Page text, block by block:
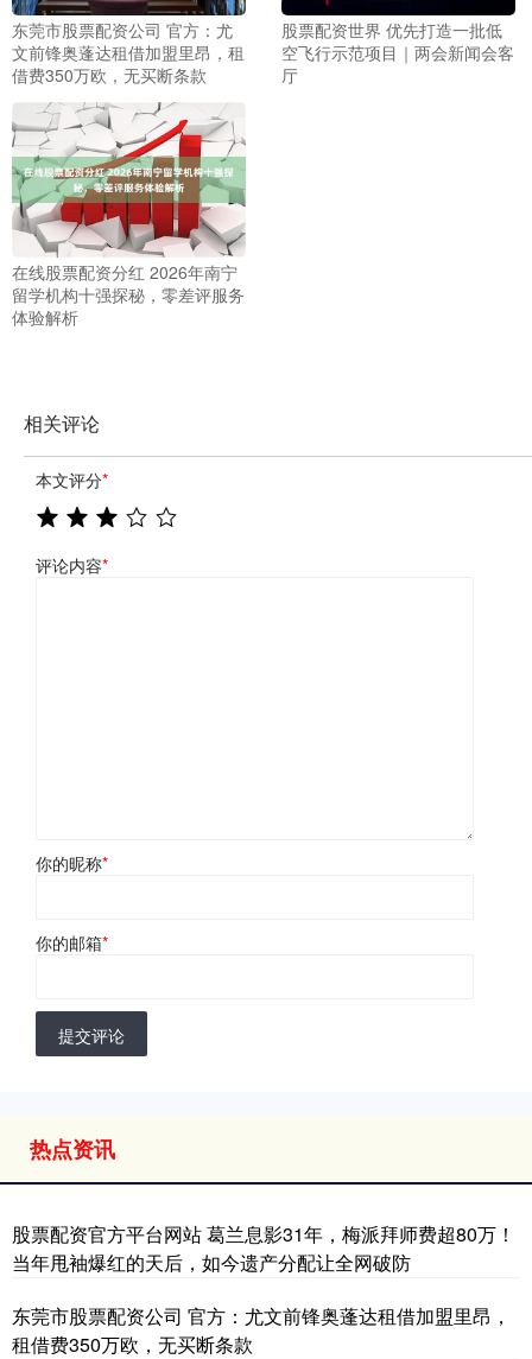
东莞市股票配资公司 官方：尤
文前锋奥蓬达租借加盟里昂，租
借费350万欧，无买断条款
股票配资世界 优先打造一批低
空飞行示范项目｜两会新闻会客
厅
在线股票配资分红 2026年南宁
留学机构十强探秘，零差评服务
体验解析
相关评论
本文评分*
评论内容*
你的昵称*
你的邮箱*
提交评论
热点资讯
股票配资官方平台网站 葛兰息影31年，梅派拜师费超80万！
当年甩袖爆红的天后，如今遗产分配让全网破防
东莞市股票配资公司 官方：尤文前锋奥蓬达租借加盟里昂，
租借费350万欧，无买断条款